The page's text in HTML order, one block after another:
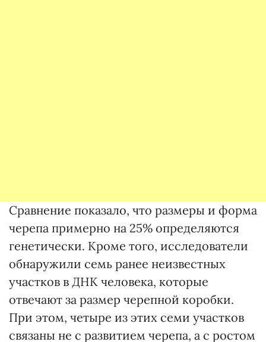
Сравнение показало, что размеры и форма
черепа примерно на 25% определяются
генетически. Кроме того, исследователи
обнаружили семь ранее неизвестных
участков в ДНК человека, которые
отвечают за размер черепной коробки.
При этом, четыре из этих семи участков
связаны не с развитием черепа, а с ростом